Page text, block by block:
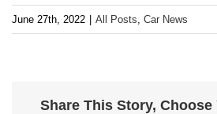
June 27th, 2022 All Posts, Car News
Share This Story,